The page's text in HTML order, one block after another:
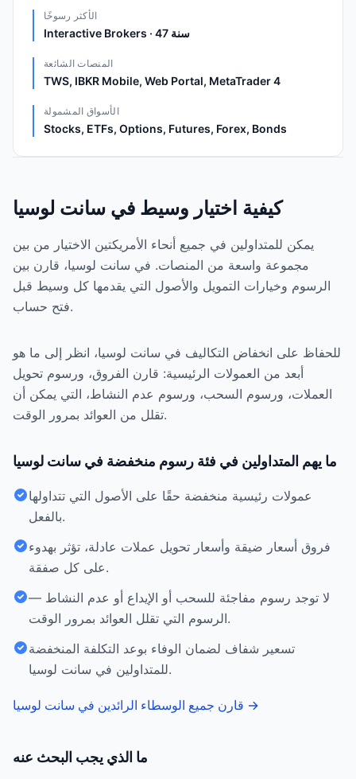
الأكثر رسوخًا
Interactive Brokers · 47 سنة
المنصات الشائعة
TWS, IBKR Mobile, Web Portal, MetaTrader 4
الأسواق المشمولة
Stocks, ETFs, Options, Futures, Forex, Bonds
كيفية اختيار وسيط في سانت لوسيا
يمكن للمتداولين في جميع أنحاء الأمريكتين الاختيار من بين
مجموعة واسعة من المنصات. في سانت لوسيا، قارن بين
الرسوم وخيارات التمويل والأصول التي يقدمها كل وسيط قبل
فتح حساب.
للحفاظ على انخفاض التكاليف في سانت لوسيا، انظر إلى ما هو
أبعد من العمولات الرئيسية: قارن الفروق، ورسوم تحويل
العملات، ورسوم السحب، ورسوم عدم النشاط، التي يمكن أن
تقلل من العوائد بمرور الوقت.
ما يهم المتداولين في فئة رسوم منخفضة في سانت لوسيا
عمولات رئيسية منخفضة حقًا على الأصول التي تتداولها
بالفعل.
فروق أسعار ضيقة وأسعار تحويل عملات عادلة، تؤثر بهدوء
على كل صفقة.
لا توجد رسوم مفاجئة للسحب أو الإيداع أو عدم النشاط —
الرسوم التي تقلل العوائد بمرور الوقت.
تسعير شفاف لضمان الوفاء بوعد التكلفة المنخفضة
للمتداولين في سانت لوسيا.
قارن جميع الوسطاء الرائدين في سانت لوسيا →
ما الذي يجب البحث عنه